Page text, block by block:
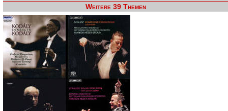
Weitere 39 Themen